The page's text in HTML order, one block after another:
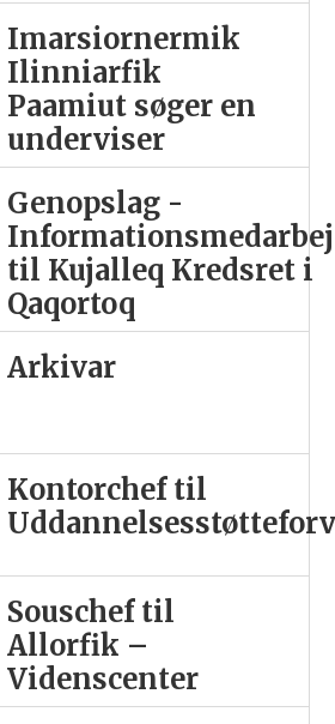
Imarsiornermik
Ilinniarfik
Paamiut søger en
underviser
Genopslag -
til Kujalleq Kredsret i
Qaqortoq
Arkivar
Kontorchef til
Souschef til
Allorfik –
Videnscenter